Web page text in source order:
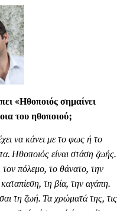
«Ηθοποιός σημαίνει
του ηθοποιού;
να κάνει με το φως ή το
Ηθοποιός είναι στάση ζωής.
πόλεμο, το θάνατο, την
τη βία, την αγάπη.
τη ζωή. Τα χρώματά της, τις